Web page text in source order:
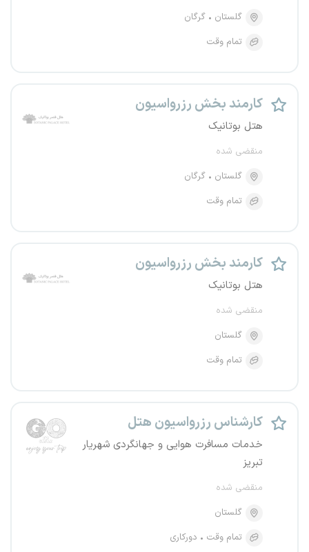
گلستان
گرگان
تمام وقت
کارمند بخش رزرواسیون
هتل بوتانیک
منقضی شده
گلستان
گرگان
تمام وقت
کارمند بخش رزرواسیون
هتل بوتانیک
منقضی شده
گلستان
تمام وقت
کارشناس رزرواسیون هتل
خدمات مسافرت هوایی و جهانگردی شهریار
تبریز
منقضی شده
گلستان
تمام وقت
دورکاری